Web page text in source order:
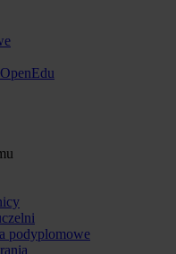
podyplomowe